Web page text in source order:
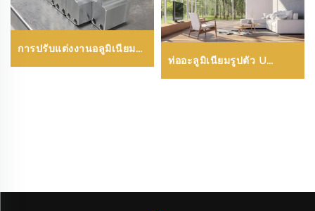
การปรับแต่งงานอลูมิเนียม
ท่ออะลูมิเนียมรูปตัว U